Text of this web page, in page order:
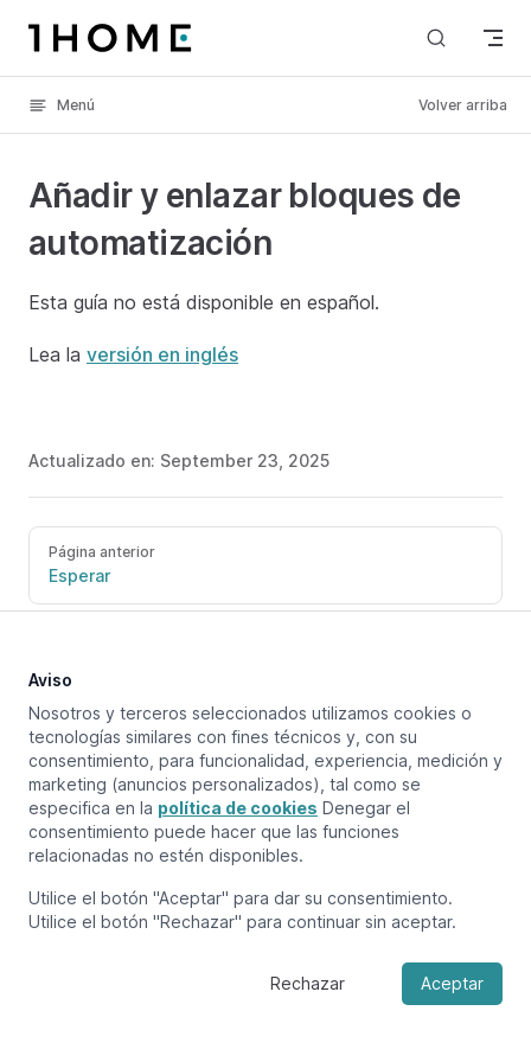
Skip to content
Menú Volver arriba
Añadir y enlazar bloques de
automatización
Esta guía no está disponible en español.
Lea la versión en inglés
Actualizado en: September 23, 2025
Página anterior
Esperar
Aviso
Nosotros y terceros seleccionados utilizamos cookies o
tecnologías similares con fines técnicos y, con su
consentimiento, para funcionalidad, experiencia, medición y
marketing (anuncios personalizados), tal como se
especifica en la política de cookies Denegar el
consentimiento puede hacer que las funciones
relacionadas no estén disponibles.
Utilice el botón "Aceptar" para dar su consentimiento.
Utilice el botón "Rechazar" para continuar sin aceptar.
Rechazar Aceptar